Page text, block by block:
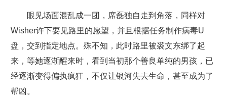
眼见场面混乱成一团，席磊独自走到角落，同样对
Wisher许下要见路里的愿望，并且根据任务制作病毒U
盘，交到指定地点。殊不知，此时路里被裘文东绑了起
来，等她逐渐醒来时，看到当初那个善良单纯的男孩，已
经逐渐变得偏执疯狂，不仅让银河失去生命，甚至成为了
帮凶。